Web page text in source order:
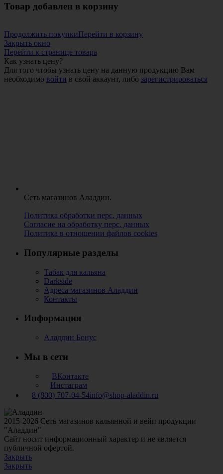
Товар добавлен в корзину
Продолжить покупкиПерейти в корзину
Закрыть окно
Перейти к странице товара
Как узнать цену?
Для того чтобы узнать цену на данную продукцию Вам
необходимо войти в свой аккаунт, либо зарегистрироваться
Сеть магазинов Аладдин.
Политика обработки перс. данных
Согласие на обработку перс. данных
Политика в отношении файлов cookies
Популярные разделы
Табак для кальяна
Darkside
Адреса магазинов Аладдин
Контакты
Информация
Аладдин Бонус
Мы в сети
ВКонтакте
Инстаграм
8 (800) 707-04-54info@shop-aladdin.ru
2015-2026 Сеть магазинов кальянной и вейп продукции
"Аладдин"
Сайт носит информационный характер и не является
публичной офертой.
Закрыть
Закрыть